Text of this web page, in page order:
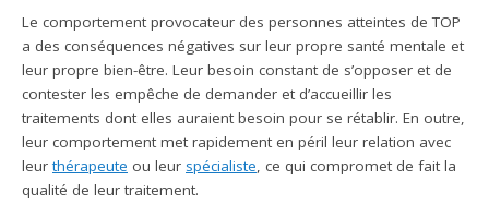
Le comportement provocateur des personnes atteintes de TOP
a des conséquences négatives sur leur propre santé mentale et
leur propre bien-être. Leur besoin constant de s’opposer et de
contester les empêche de demander et d’accueillir les
traitements dont elles auraient besoin pour se rétablir. En outre,
leur comportement met rapidement en péril leur relation avec
leur thérapeute ou leur spécialiste, ce qui compromet de fait la
qualité de leur traitement.